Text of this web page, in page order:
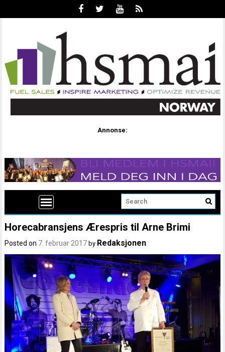
Annonse:
Horecabransjens Ærespris til Arne Brimi
Posted on 7. februar 2017 by Redaksjonen